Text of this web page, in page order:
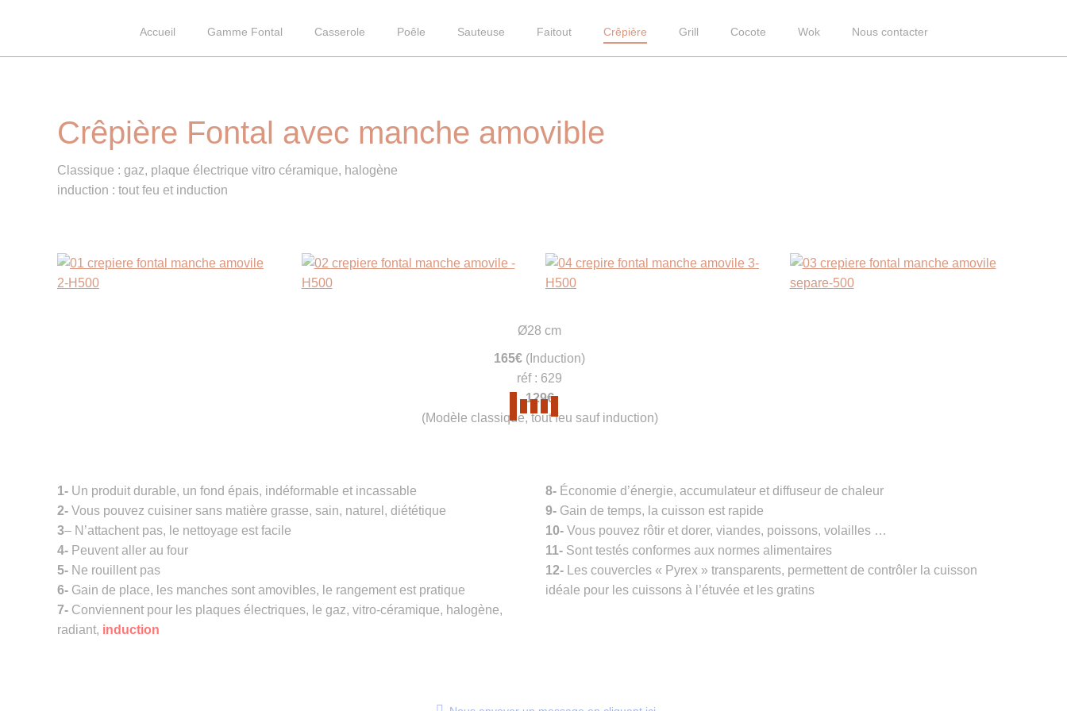
Accueil Gamme Fontal Casserole Poêle Sauteuse Faitout Crêpière Grill Cocote Wok Nous contacter
Crêpière Fontal avec manche amovible
Classique : gaz, plaque électrique vitro céramique, halogène
induction : tout feu et induction
Ø28 cm
165€ (Induction)
réf : 629
129€
(Modèle classique, tout feu sauf induction)
1- Un produit durable, un fond épais, indéformable et incassable
2- Vous pouvez cuisiner sans matière grasse, sain, naturel, diététique
3– N’attachent pas, le nettoyage est facile
4- Peuvent aller au four
5- Ne rouillent pas
6- Gain de place, les manches sont amovibles, le rangement est pratique
7- Conviennent pour les plaques électriques, le gaz, vitro-céramique, halogène,
radiant, induction
8- Économie d’énergie, accumulateur et diffuseur de chaleur
9- Gain de temps, la cuisson est rapide
10- Vous pouvez rôtir et dorer, viandes, poissons, volailles …
11- Sont testés conformes aux normes alimentaires
12- Les couvercles « Pyrex » transparents, permettent de contrôler la cuisson
idéale pour les cuissons à l’étuvée et les gratins